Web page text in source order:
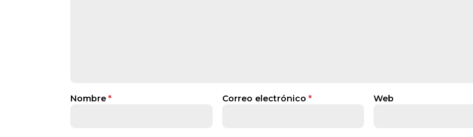
Nombre * Correo electrónico * Web